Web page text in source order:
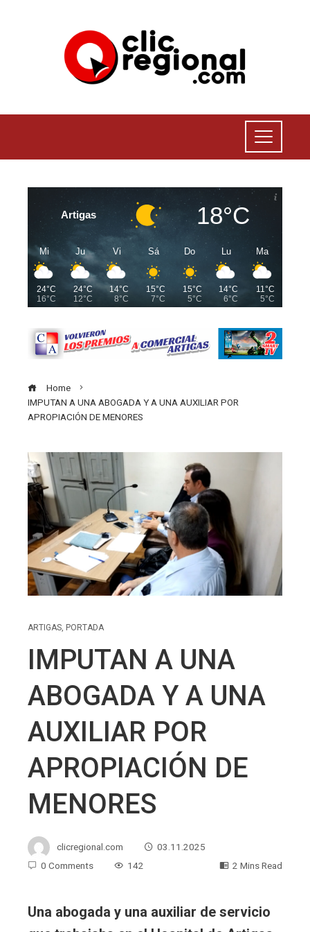
Artigas 18°C
Mi
24°C
16°C
Ju
24°C
12°C
Vi
14°C
8°C
Sá
15°C
7°C
Do
15°C
5°C
Lu
14°C
6°C
Ma
11°C
5°C
Home
IMPUTAN A UNA ABOGADA Y A UNA AUXILIAR POR
APROPIACIÓN DE MENORES
ARTIGAS, PORTADA
IMPUTAN A UNA
ABOGADA Y A UNA
AUXILIAR POR
APROPIACIÓN DE
MENORES
clicregional.com
03.11.2025
0 Comments
142 2 Mins Read
Una abogada y una auxiliar de servicio